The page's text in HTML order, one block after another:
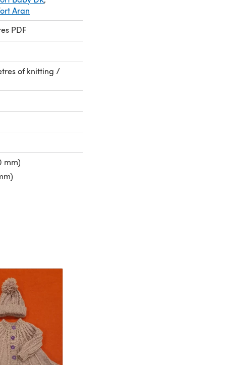
Aran
PDF
of knitting /
mm)